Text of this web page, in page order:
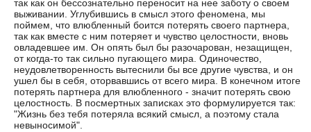
так как он бессознательно переносит на нее заботу о своем
выживании. Углубившись в смысл этого феномена, мы
поймем, что влюбленный боится потерять своего партнера,
так как вместе с ним потеряет и чувство целостности, вновь
овладевшее им. Он опять был бы разочарован, незащищен,
от когда-то так сильно пугающего мира. Одиночество,
неудовлетворенность вытеснили бы все другие чувства, и он
ушел бы в себя, оторвавшись от всего мира. В конечном итоге
потерять партнера для влюбленного - значит потерять свою
целостность. В посмертных записках это формулируется так:
"Жизнь без тебя потеряла всякий смысл, а поэтому стала
невыносимой".